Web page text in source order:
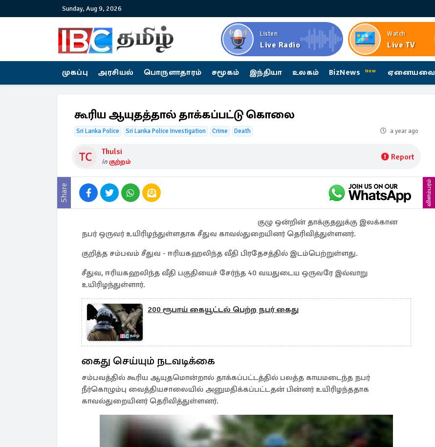
Sunday, Aug 9, 2026
Listen
Live Radio
Watch
Live TV
முகப்பு அரசியல் பொருளாதாரம் சமூகம் இந்தியா உலகம் BizNews New ஏனையவை
கூரிய ஆயுதத்தால் தாக்கப்பட்டு கொலை
Sri Lanka Police Sri Lanka Police Investigation Crime Death a year ago
Thulsi
inகுற்றம் Report
Share விளம்பரம்
குழு ஒன்றின் தாக்குதலுக்கு இலக்கான
நபர் ஒருவர் உயிரிழந்துள்ளதாக சீதுவ காவல்துறையினர் தெரிவித்துள்ளனர்.
குறித்த சம்பவம் சீதுவ - ஈரியகஹலிந்த வீதி பிரதேசத்தில் இடம்பெற்றுள்ளது.
சீதுவ, ஈரியகஹலிந்த வீதி பகுதியைச் சேர்ந்த 40 வயதுடைய ஒருவரே இவ்வாறு
உயிரிழந்துள்ளார்.
200 ரூபாய் கையூட்டல் பெற்ற நபர் கைது
கைது செய்யும் நடவடிக்கை
சம்பவத்தில் கூரிய ஆயுதமொன்றால் தாக்கப்பட்டத்தில் பலத்த காயமடைந்த நபர்
நீர்கொழும்பு வைத்தியசாலையில் அனுமதிக்கப்பட்டதன் பின்னர் உயிரிழந்ததாக
காவல்துறையினர் தெரிவித்துள்ளனர்.